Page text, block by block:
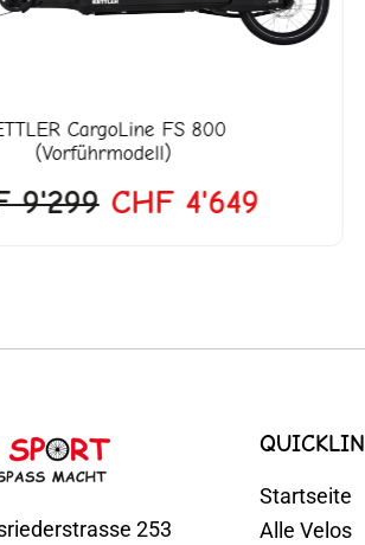
CargoLine FS 800
(Vorführmodell)
9'299 CHF4'649
253
Startseite
Alle Velos